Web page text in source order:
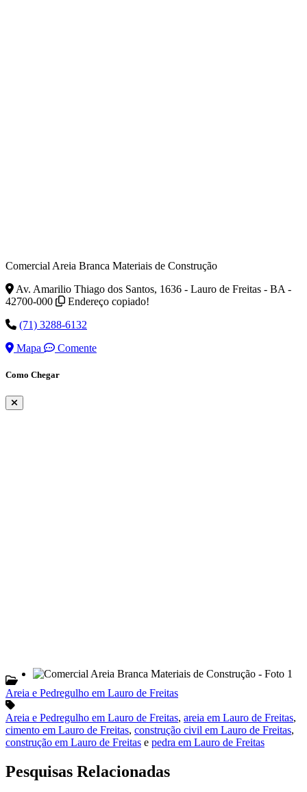
Comercial Areia Branca Materiais de Construção
Av. Amarilio Thiago dos Santos, 1636 - Lauro de Freitas - BA -
42700-000
Endereço copiado!
(71) 3288-6132
Mapa
Comente
Como Chegar
Areia e Pedregulho em Lauro de Freitas
Areia e Pedregulho em Lauro de Freitas, areia em Lauro de Freitas,
cimento em Lauro de Freitas, construção civil em Lauro de Freitas,
construção em Lauro de Freitas e pedra em Lauro de Freitas
Pesquisas Relacionadas